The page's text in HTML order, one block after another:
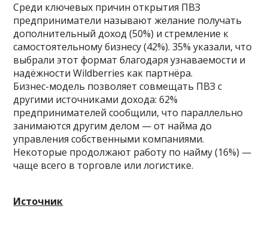
Среди ключевых причин открытия ПВЗ
предприниматели называют желание получать
дополнительный доход (50%) и стремление к
самостоятельному бизнесу (42%). 35% указали, что
выбрали этот формат благодаря узнаваемости и
надёжности Wildberries как партнёра.
Бизнес-модель позволяет совмещать ПВЗ с
другими источниками дохода: 62%
предпринимателей сообщили, что параллельно
занимаются другим делом — от найма до
управления собственными компаниями.
Некоторые продолжают работу по найму (16%) —
чаще всего в торговле или логистике.
Источник